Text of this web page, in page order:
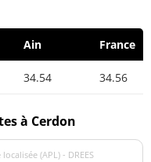
Ain France
34.54 34.56
à Cerdon
(APL) - DREES